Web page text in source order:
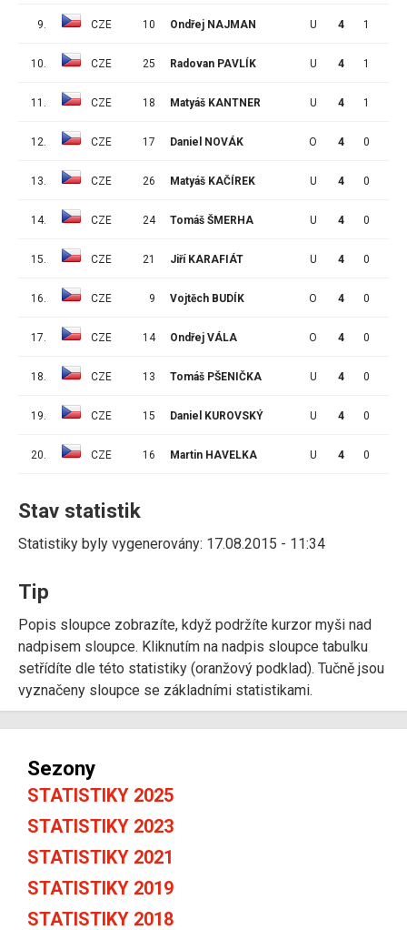
9. CZE 10 Ondřej NAJMAN U 4 1
10. CZE 25 Radovan PAVLÍK U 4 1
11. CZE 18 Matyáš KANTNER U 4 1
12. CZE 17 Daniel NOVÁK O 4 0
13. CZE 26 Matyáš KAČÍREK U 4 0
14. CZE 24 Tomáš ŠMERHA U 4 0
15. CZE 21 Jiří KARAFIÁT U 4 0
16. CZE 9 Vojtěch BUDÍK O 4 0
17. CZE 14 Ondřej VÁLA O 4 0
18. CZE 13 Tomáš PŠENIČKA U 4 0
19. CZE 15 Daniel KUROVSKÝ U 4 0
20. CZE 16 Martin HAVELKA U 4 0
Stav statistik
Statistiky byly vygenerovány: 17.08.2015 - 11:34
Tip
Popis sloupce zobrazíte, když podržíte kurzor myši nad
nadpisem sloupce. Kliknutím na nadpis sloupce tabulku
setřídíte dle této statistiky (oranžový podklad). Tučně jsou
vyznačeny sloupce se základními statistikami.
Sezony
STATISTIKY 2025
STATISTIKY 2023
STATISTIKY 2021
STATISTIKY 2019
STATISTIKY 2018